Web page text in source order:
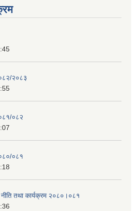
२०८३
०८२
०८१
नीति तथा कार्यक्रम २०८०।०८१